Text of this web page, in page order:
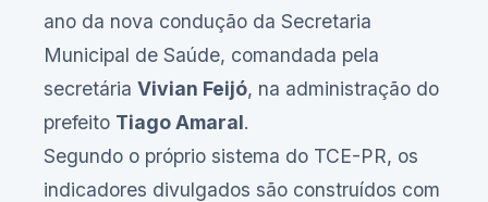
ano da nova condução da Secretaria
Municipal de Saúde, comandada pela
secretária Vivian Feijó, na administração do
prefeito Tiago Amaral.
Segundo o próprio sistema do TCE-PR, os
indicadores divulgados são construídos com